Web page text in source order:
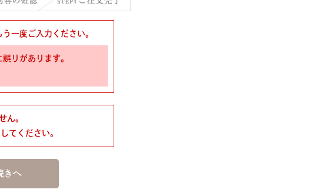
一度ご入力ください。
りがあります。
ん。
てください。